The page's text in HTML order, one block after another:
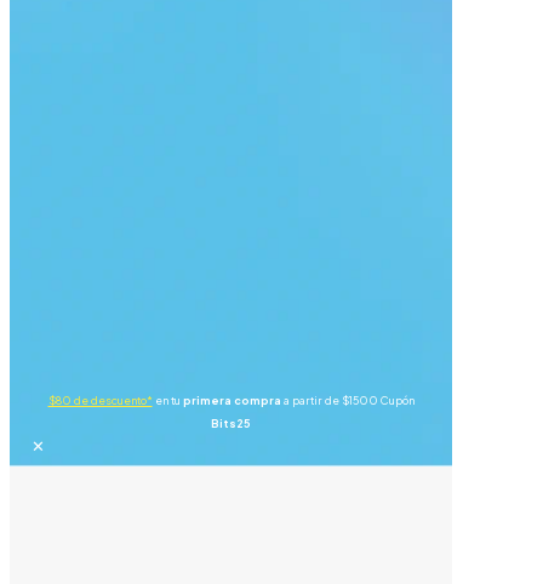
$80 de descuento* en tu primera compra a partir de $1500 Cupón
Bits25
✕